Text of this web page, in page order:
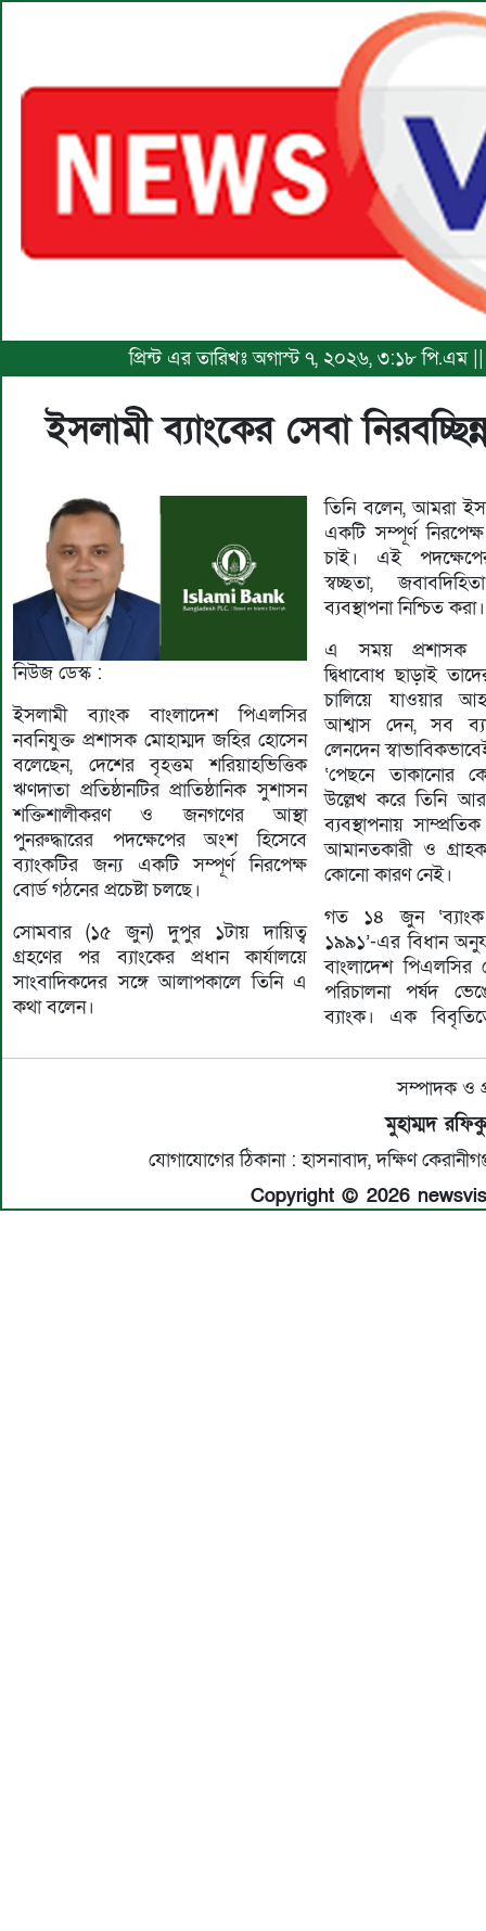
প্রিন্ট এর তারিখঃ অগাস্ট ৭, ২০২৬, ৩:১৮
ইসলামী ব্যাংকের সেবা
নিউজ ডেস্ক :
ইসলামী ব্যাংক বাংলাদেশ পিএলসির
নবনিযুক্ত প্রশাসক মোহাম্মদ জহির হোসেন
বলেছেন, দেশের বৃহত্তম শরিয়াহভিত্তিক
ঋণদাতা প্রতিষ্ঠানটির প্রাতিষ্ঠানিক সুশাসন
শক্তিশালীকরণ ও জনগণের আস্থা
পুনরুদ্ধারের পদক্ষেপের অংশ হিসেবে
ব্যাংকটির জন্য একটি সম্পূর্ণ নিরপেক্ষ
বোর্ড গঠনের প্রচেষ্টা চলছে।
সোমবার (১৫ জুন) দুপুর ১টায় দায়িত্ব
গ্রহণের পর ব্যাংকের প্রধান কার্যালয়ে
সাংবাদিকদের সঙ্গে আলাপকালে তিনি এ
কথা বলেন।
তিনি বলেন, আমরা
একটি সম্পূর্ণ
চাই। এই
স্বচ্ছতা,
ব্যবস্থাপনা নিশ্চিত করা।
এ সময় প্রশাসক
দ্বিধাবোধ ছাড়াই
চালিয়ে যাওয়ার
আশ্বাস দেন, সব
লেনদেন
‘পেছনে তাকানোর
উল্লেখ করে তিনি
ব্যবস্থাপনায়
আমানতকারী ও
কোনো কারণ নেই।
গত ১৪ জুন
১৯৯১’-এর বিধান
বাংলাদেশ পিএলসির
পরিচালনা পর্ষদ
ব্যাংক। এক
সম্পাদক ও
মুহাম্মদ
যোগাযোগের ঠিকানা : হাসনাবাদ, দক্ষিণ
Copyright © 2026